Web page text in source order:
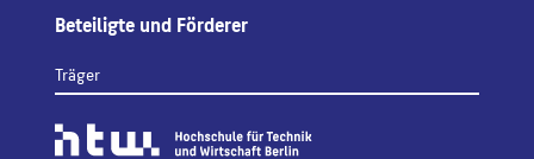
Beteiligte und Förderer
Träger